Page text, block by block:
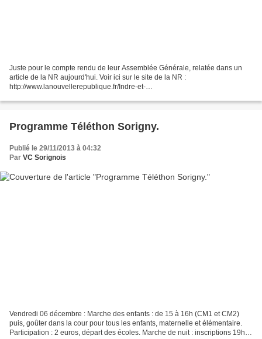
Juste pour le compte rendu de leur Assemblée Générale, relatée dans un
article de la NR aujourd'hui. Voir ici sur le site de la NR :
http://www.lanouvellerepublique.fr/Indre-et-
vitalite-du-cyclotourisme-1713712...
Programme Téléthon Sorigny.
Publié le 29/11/2013 à 04:32
Par VC Sorignois
Vendredi 06 décembre : Marche des enfants : de 15 à 16h (CM1 et CM2)
puis, goûter dans la cour pour tous les enfants, maternelle et élémentaire.
Participation : 2 euros, départ des écoles. Marche de nuit : inscriptions 19h